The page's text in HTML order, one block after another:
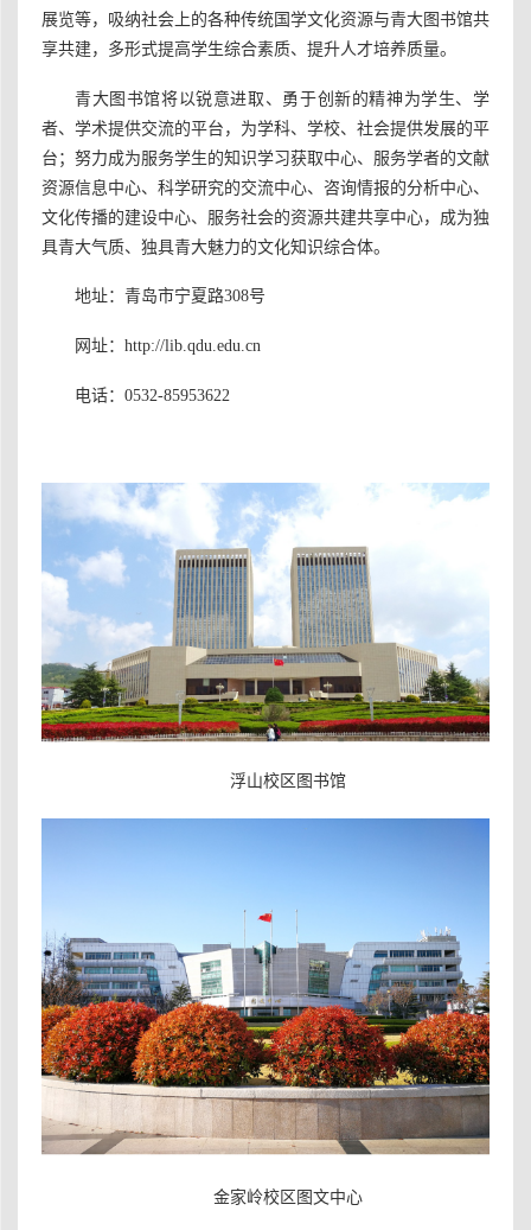
展览等，吸纳社会上的各种传统国学文化资源与青大图书馆共
享共建，多形式提高学生综合素质、提升人才培养质量。
青大图书馆将以锐意进取、勇于创新的精神为学生、学
者、学术提供交流的平台，为学科、学校、社会提供发展的平
台；努力成为服务学生的知识学习获取中心、服务学者的文献
资源信息中心、科学研究的交流中心、咨询情报的分析中心、
文化传播的建设中心、服务社会的资源共建共享中心，成为独
具青大气质、独具青大魅力的文化知识综合体。
地址：青岛市宁夏路308号
网址： http://lib.qdu.edu.cn
电话：0532-85953622
浮山校区图书馆
金家岭校区图文中心